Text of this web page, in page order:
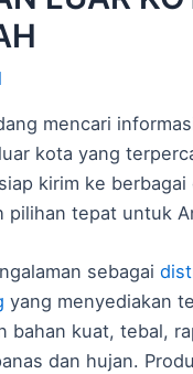
mencari
kota yang
kirim ke berbagai
pilihan tepat untuk
sebagai
yang menyediakan
bahan kuat, tebal,
dan hujan.